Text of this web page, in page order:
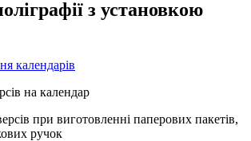
з установкою
календарів
при виготовленні паперових пакетів,
ручок